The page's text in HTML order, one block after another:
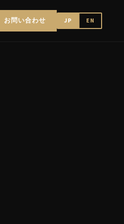
お問い合わせ JP EN